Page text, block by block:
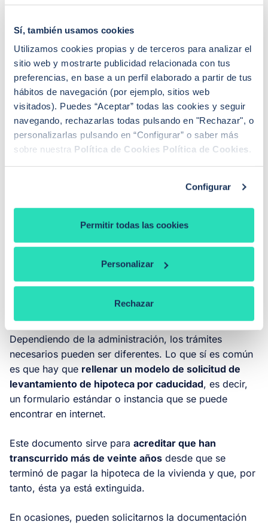
Sí, también usamos cookies
Utilizamos cookies propias y de terceros para analizar el
sitio web y mostrarte publicidad relacionada con tus
preferencias, en base a un perfil elaborado a partir de tus
hábitos de navegación (por ejemplo, sitios web
visitados). Puedes “Aceptar” todas las cookies y seguir
navegando, rechazarlas todas pulsando en "Rechazar", o
personalizarlas pulsando en “Configurar” o saber más
sobre nuestra Política de Cookies Política de Cookies .
Configurar
Permitir todas las cookies
Personalizar
Rechazar
titular con el derecho sobre la vivienda afectada o
interés legítimo en realizar la cancelación de la
hipoteca por caducidad plazo.
2. Que hayan transcurrido los 21 años de plazo
establecidos en la normativa desde la finalización del
plazo fijado en la escritura.
Una vez que se cumple con estos requisitos, el titular
deberá acudir al Registro de la Propiedad con su DNI.
Si no puede hacerlo personalmente, tendrá que
designar y autorizar formalmente a una persona que
Existe la posibilidad de encargar este trámite a la
entidad financiera con la que firmamos la hipoteca.
Esto conllevará unos gastos de gestión pero nos
ahorrará tiempo y desplazamientos.
¿Qué documentos son necesarios para realizar
el el levantamiento de hipoteca por caducidad?
Dependiendo de la administración, los trámites
necesarios pueden ser diferentes. Lo que sí es común
es que hay que rellenar un modelo de solicitud de
levantamiento de hipoteca por caducidad, es decir,
un formulario estándar o instancia que se puede
encontrar en internet.
Este documento sirve para acreditar que han
transcurrido más de veinte años desde que se
terminó de pagar la hipoteca de la vivienda y que, por
tanto, ésta ya está extinguida.
En ocasiones, pueden solicitarnos la documentación